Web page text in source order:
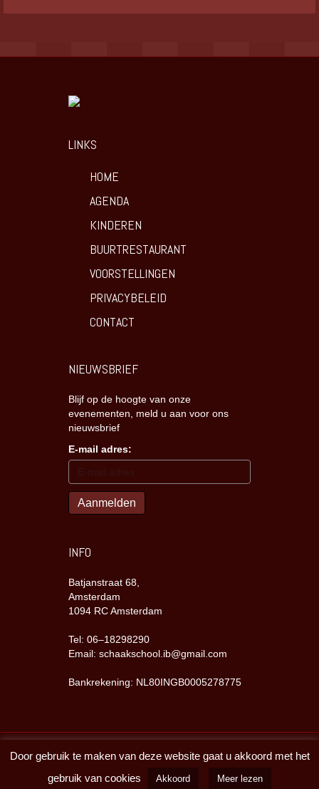
LINKS
HOME
AGENDA
KINDEREN
BUURTRESTAURANT
VOORSTELLINGEN
PRIVACYBELEID
CONTACT
NIEUWSBRIEF
Blijf op de hoogte van onze
evenementen, meld u aan voor ons
nieuwsbrief
E-mail adres:
INFO
Batjanstraat 68,
Amsterdam
1094 RC Amsterdam
Tel: 06–18298290
Email: schaakschool.ib@gmail.com
Bankrekening: NL80INGB0005278775
Door gebruik te maken van deze website gaat u akkoord met het
gebruik van cookies
Akkoord Meer lezen